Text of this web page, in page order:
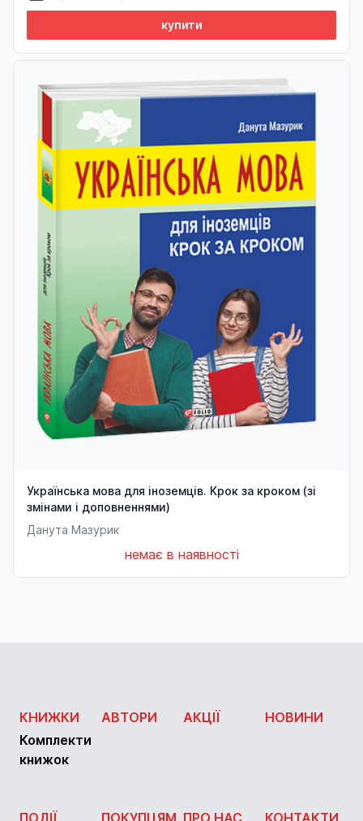
купити
Українська мова для іноземців. Крок за кроком (зі
змінами і доповненнями)
Данута Мазурик
немає в наявності
КНИЖКИ
Комплекти
книжок
АВТОРИ АКЦІЇ НОВИНИ
ПОДІЇ
ПОКУПЦЯМ ПРО НАС
КОНТАКТИ